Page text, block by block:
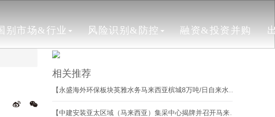
别市场&行业 风险识别&防控 融资&投资并购
相关推荐